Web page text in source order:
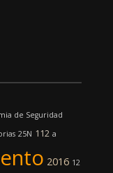
de Seguridad
25N 112 a
2016 12